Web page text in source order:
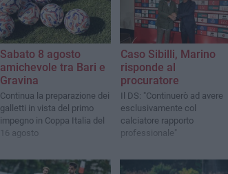
Sabato 8 agosto
amichevole tra Bari e
Gravina
Continua la preparazione dei
galletti in vista del primo
impegno in Coppa Italia del
16 agosto
Caso Sibilli, Marino
risponde al
procuratore
Il DS: "Continuerò ad avere
esclusivamente col
calciatore rapporto
professionale"